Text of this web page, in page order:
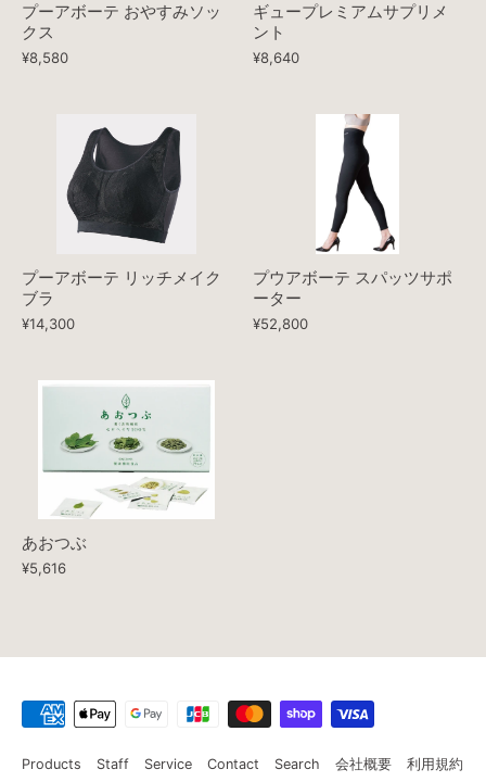
プーアボーテ おやすみソッ
クス
¥8,580
ギュープレミアムサプリメ
ント
¥8,640
プーアボーテ リッチメイク
ブラ
¥14,300
プウアボーテ スパッツサポ
ーター
¥52,800
あおつぶ
¥5,616
Products Staff Service Contact Search 会社概要 利用規約